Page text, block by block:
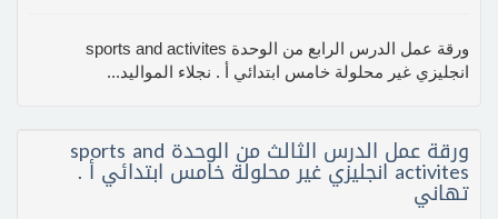
ورقة عمل الدرس الرابع من الوحدة sports and activites
انجليزي غير محلولة خامس ابتدائي أ . نجلاء المواليد...
ورقة عمل الدرس الثالث من الوحدة sports and
activites انجليزي غير محلولة خامس ابتدائي أ .
تهاني